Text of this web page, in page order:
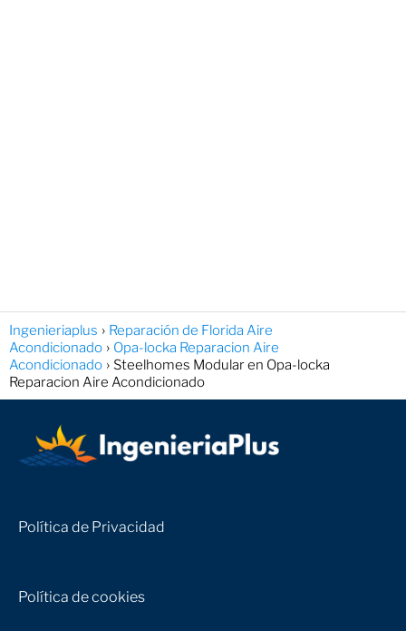
Ingenieriaplus
Reparación de Florida Aire
Acondicionado
Opa-locka Reparacion Aire
Acondicionado
Steelhomes Modular en Opa-locka
Reparacion Aire Acondicionado
Política de Privacidad
Política de cookies